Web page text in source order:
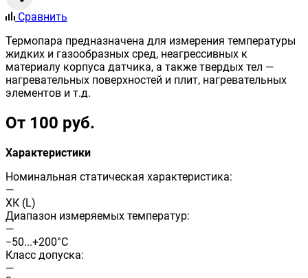
Сравнить
Термопара предназначена для измерения температуры
жидких и газообразных сред, неагрессивных к
материалу корпуса датчика, а также твердых тел —
нагревательных поверхностей и плит, нагревательных
элементов и т.д.
От 100 руб.
Характеристики
Номинальная статическая характеристика:
—
ХК (L)
Диапазон измеряемых температур:
—
−50...+200°С
Класс допуска:
—